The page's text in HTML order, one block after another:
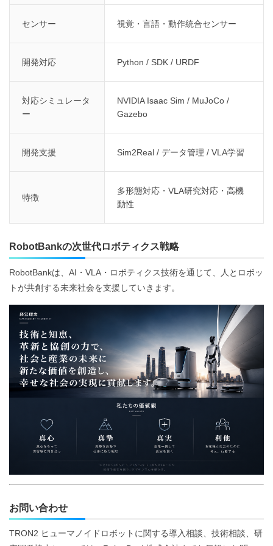
センサー 視覚・言語・動作統合センサー
開発対応 Python / SDK / URDF
対応シミュレータ
ー
NVIDIA Isaac Sim / MuJoCo /
Gazebo
開発支援 Sim2Real / データ管理 / VLA学習
特徴
多形態対応・VLA研究対応・高機
動性
RobotBankの次世代ロボティクス戦略
RobotBankは、AI・VLA・ロボティクス技術を通じて、人とロボッ
トが共創する未来社会を支援していきます。
お問い合わせ
TRON2 ヒューマノイドロボットに関する導入相談、技術相談、研